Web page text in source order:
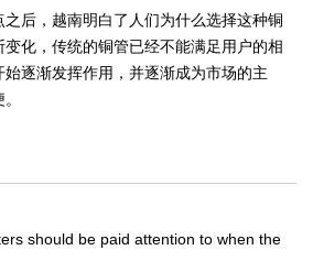
后，越南明白了人们为什么选择这种铜
化，传统的铜管已经不能满足用户的相
逐渐发挥作用，并逐渐成为市场的主
should be paid attention to when the